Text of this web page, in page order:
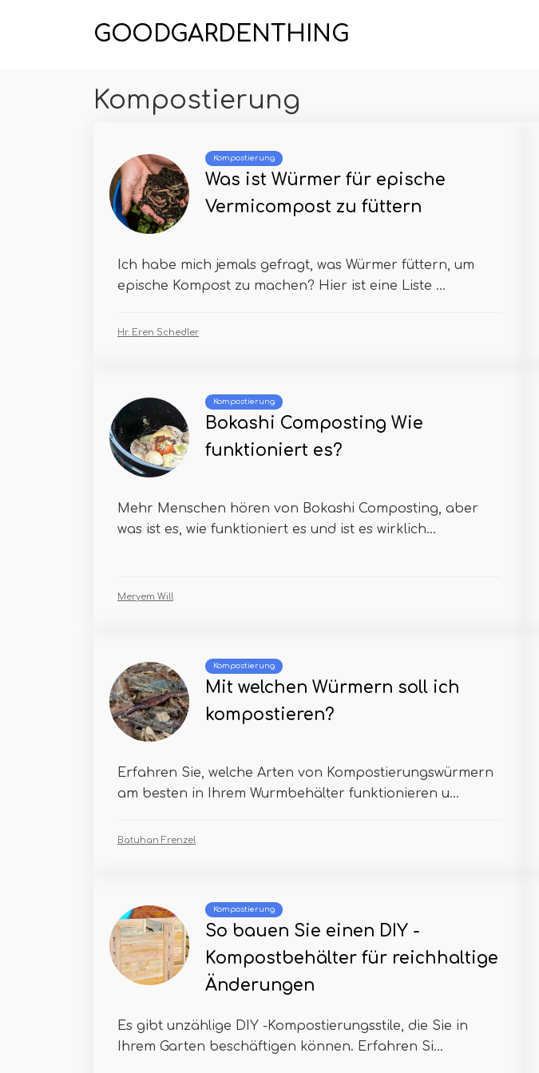
GOODGARDENTHING
Kompostierung
Kompostierung
Was ist Würmer für epische
Vermicompost zu füttern
Ich habe mich jemals gefragt, was Würmer füttern, um
epische Kompost zu machen? Hier ist eine Liste ...
Hr. Eren Schedler
Kompostierung
Bokashi Composting Wie
funktioniert es?
Mehr Menschen hören von Bokashi Composting, aber
was ist es, wie funktioniert es und ist es wirklich...
Meryem Will
Kompostierung
Mit welchen Würmern soll ich
kompostieren?
Erfahren Sie, welche Arten von Kompostierungswürmern
am besten in Ihrem Wurmbehälter funktionieren u...
Batuhan Frenzel
Kompostierung
So bauen Sie einen DIY -
Kompostbehälter für reichhaltige
Änderungen
Es gibt unzählige DIY -Kompostierungsstile, die Sie in
Ihrem Garten beschäftigen können. Erfahren Si...